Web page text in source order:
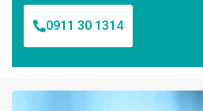
0911 30 1314